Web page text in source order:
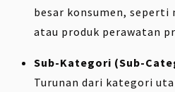
besar konsumen, seperti
atau produk perawatan
Sub-Kategori (Sub-
Turunan dari kategori